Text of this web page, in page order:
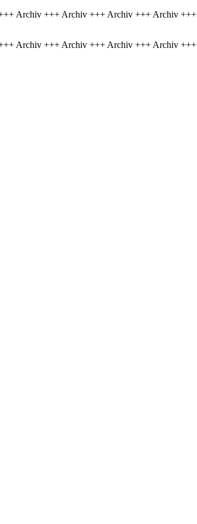
Archiv +++ Archiv +++ Archiv +++ Archiv
Archiv +++ Archiv +++ Archiv +++ Archiv